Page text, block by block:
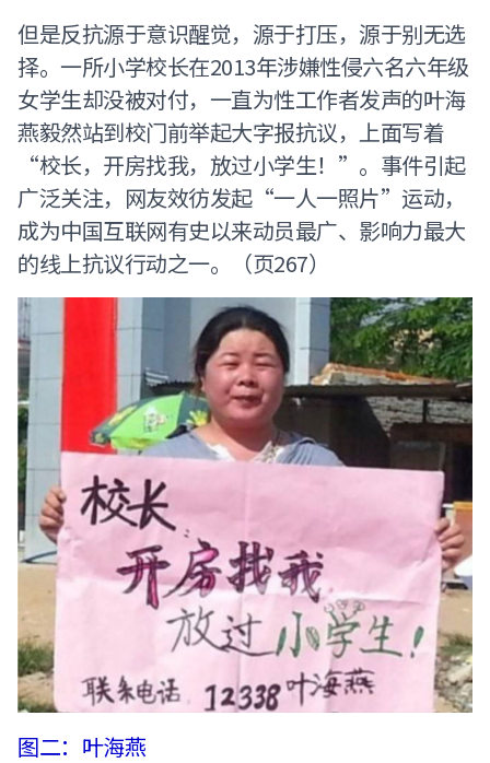
但是反抗源于意识醒觉，源于打压，源于别无选
择。一所小学校长在2013年涉嫌性侵六名六年级
女学生却没被对付，一直为性工作者发声的叶海
燕毅然站到校门前举起大字报抗议，上面写着
“校长，开房找我，放过小学生！”。事件引起
广泛关注，网友效彷发起“一人一照片”运动，
成为中国互联网有史以来动员最广、影响力最大
的线上抗议行动之一。（页267）
图二：叶海燕